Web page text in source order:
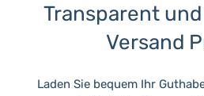
Transparent
Versand
Laden Sie bequem Ihr